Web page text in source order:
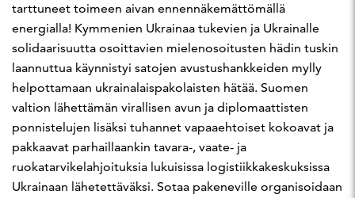
tarttuneet toimeen aivan ennennäkemättömällä
energialla! Kymmenien Ukrainaa tukevien ja Ukrainalle
solidaarisuutta osoittavien mielenosoitusten hädin tuskin
laannuttua käynnistyi satojen avustushankkeiden mylly
helpottamaan ukrainalaispakolaisten hätää. Suomen
valtion lähettämän virallisen avun ja diplomaattisten
ponnistelujen lisäksi tuhannet vapaaehtoiset kokoavat ja
pakkaavat parhaillaankin tavara-, vaate- ja
ruokatarvikelahjoituksia lukuisissa logistiikkakeskuksissa
Ukrainaan lähetettäväksi. Sotaa pakeneville organisoidaan